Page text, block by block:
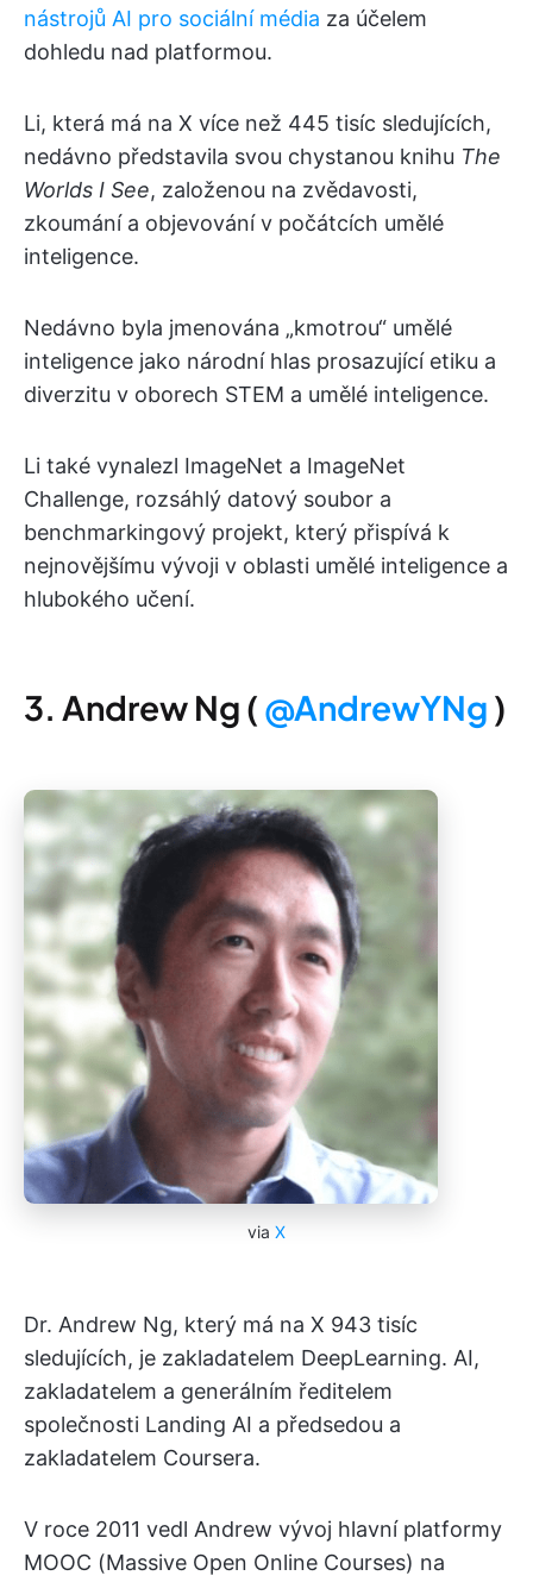
nástrojů AI pro sociální média za účelem
dohledu nad platformou.
Li, která má na X více než 445 tisíc sledujících,
nedávno představila svou chystanou knihu The
Worlds I See, založenou na zvědavosti,
zkoumání a objevování v počátcích umělé
inteligence.
Nedávno byla jmenována „kmotrou“ umělé
inteligence jako národní hlas prosazující etiku a
diverzitu v oborech STEM a umělé inteligence.
Li také vynalezl ImageNet a ImageNet
Challenge, rozsáhlý datový soubor a
benchmarkingový projekt, který přispívá k
nejnovějšímu vývoji v oblasti umělé inteligence a
hlubokého učení.
3. Andrew Ng ( @AndrewYNg )
via X
Dr. Andrew Ng, který má na X 943 tisíc
sledujících, je zakladatelem DeepLearning. AI,
zakladatelem a generálním ředitelem
společnosti Landing AI a předsedou a
zakladatelem Coursera.
V roce 2011 vedl Andrew vývoj hlavní platformy
MOOC (Massive Open Online Courses) na